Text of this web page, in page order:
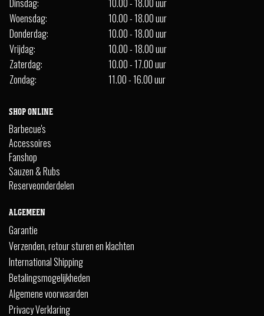
Dinsdag:
10.00 - 18.00 uur
Woensdag:
10.00 - 18.00 uur
Donderdag:
10.00 - 18.00 uur
Vrijdag:
10.00 - 18.00 uur
Zaterdag:
10.00 - 17.00 uur
Zondag:
11.00 - 16.00 uur
SHOP ONLINE
Barbecue's
Accessoires
Fanshop
Sauzen & Rubs
Reserveonderdelen
ALGEMEEN
Garantie
Verzenden, retour sturen en klachten
International Shipping
Betalingsmogelijkheden
Algemene voorwaarden
Privacy Verklaring